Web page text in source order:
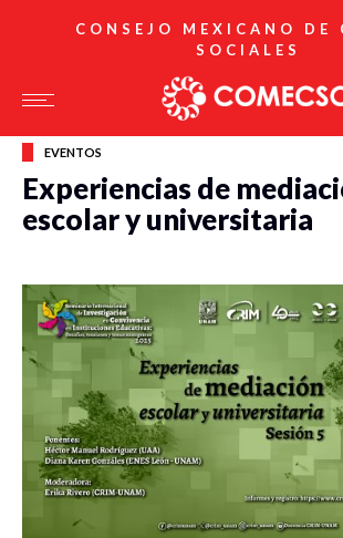
CONSEJO MEXICANO DE
SOCIALES
EVENTOS
Experiencias de
escolar y universitaria